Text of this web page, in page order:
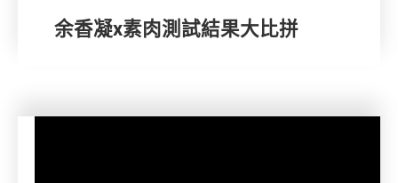
余香凝x素肉測試結果大比拼